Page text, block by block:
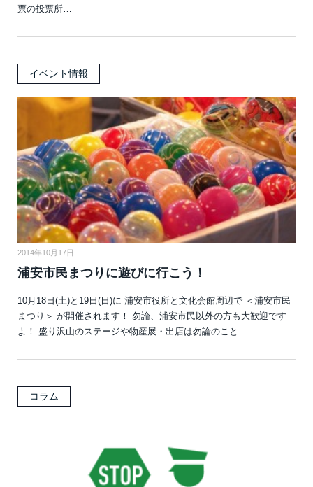
票の投票所…
イベント情報
2014年10月17日
浦安市民まつりに遊びに行こう！
10月18日(土)と19日(日)に 浦安市役所と文化会館周辺で ＜浦安市民
まつり＞ が開催されます！ 勿論、浦安市民以外の方も大歓迎です
よ！ 盛り沢山のステージや物産展・出店は勿論のこと…
コラム